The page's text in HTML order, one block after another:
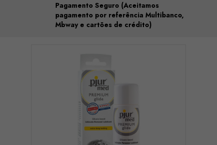
Pagamento Seguro (Aceitamos
pagamento por referência Multibanco,
Mbway e cartões de crédito)